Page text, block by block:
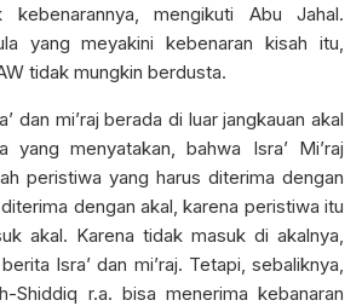
kebenarannya, mengikuti Abu Jahal.
yang meyakini kebenaran kisah itu,
tidak mungkin berdusta.
dan mi’raj berada di luar jangkauan akal
yang menyatakan, bahwa Isra’ Mi’raj
peristiwa yang harus diterima dengan
dengan akal, karena peristiwa itu
akal. Karena tidak masuk di akalnya,
Isra’ dan mi’raj. Tetapi, sebaliknya,
Shiddiq r.a. bisa menerima kebanaran